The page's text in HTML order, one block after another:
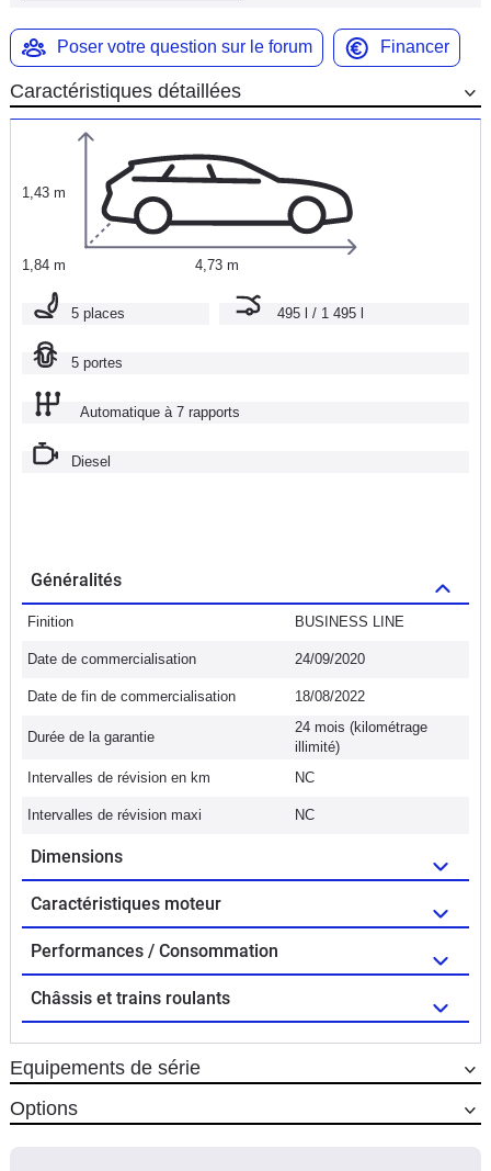
Poser votre question sur le forum Financer
Caractéristiques détaillées
1,43 m
1,84 m 4,73 m
5 places 495 l / 1 495 l
5 portes
Automatique à 7 rapports
Diesel
Généralités
Finition BUSINESS LINE
Date de commercialisation 24/09/2020
Date de fin de commercialisation 18/08/2022
Durée de la garantie
24 mois (kilométrage
illimité)
Intervalles de révision en km
NC
Intervalles de révision maxi NC
Dimensions
Caractéristiques moteur
Performances / Consommation
Châssis et trains roulants
Equipements de série
Options